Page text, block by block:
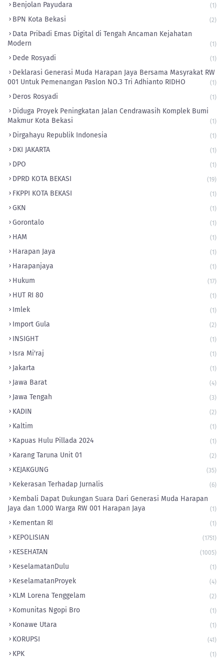
Benjolan Payudara (1)
BPN Kota Bekasi (2)
Data Pribadi Emas Digital di Tengah Ancaman Kejahatan
Modern
(1)
Dede Rosyadi (1)
Deklarasi Generasi Muda Harapan Jaya Bersama Masyrakat RW
001 Untuk Pemenangan Paslon NO.3 Tri Adhianto RIDHO
(1)
Deros Rosyadi (1)
Diduga Proyek Peningkatan Jalan Cendrawasih Komplek Bumi
Makmur Kota Bekasi
(1)
Dirgahayu Republik Indonesia (1)
DKI JAKARTA (1)
DPO (1)
DPRD KOTA BEKASI (19)
FKPPI KOTA BEKASI (1)
GKN (1)
Gorontalo (1)
HAM (1)
Harapan Jaya (1)
Harapanjaya (1)
Hukum (17)
HUT RI 80 (1)
Imlek (1)
Import Gula (2)
INSIGHT (1)
Isra Mi'raj (1)
Jakarta (1)
Jawa Barat (4)
Jawa Tengah (3)
KADIN (2)
Kaltim (1)
Kapuas Hulu Pillada 2024 (1)
Karang Taruna Unit 01 (2)
KEJAKGUNG (35)
Kekerasan Terhadap Jurnalis (6)
Kembali Dapat Dukungan Suara Dari Generasi Muda Harapan
Jaya dan 1.000 Warga RW 001 Harapan Jaya
(1)
Kementan RI (1)
KEPOLISIAN (1751)
KESEHATAN (1005)
KeselamatanDulu (1)
KeselamatanProyek (4)
KLM Lorena Tenggelam (2)
Komunitas Ngopi Bro (1)
Konawe Utara (1)
KORUPSI (41)
KPK (1)